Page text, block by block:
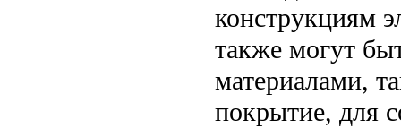
конструкциям
также могут
материалами,
покрытие, для